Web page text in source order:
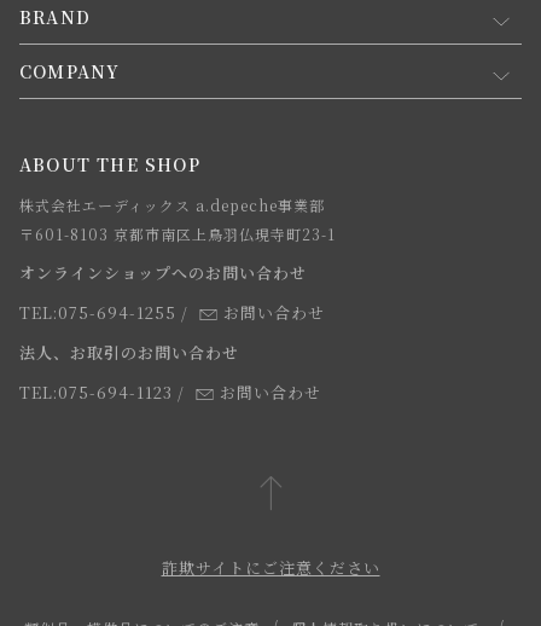
新規会員登録
会員規約について
お買い物ガイド
会員登録について
お支払方法について
お届けについて
よくあるご質問
BRAND
コンセプト
webカタログ
COMPANY
店舗一覧
求人情報
法人のお客様
スタッフ
ABOUT THE SHOP
株式会社エーディックス a.depeche事業部
〒601-8103 京都市南区上鳥羽仏現寺町23-1
オンラインショップへのお問い合わせ
TEL:075-694-1255 /
お問い合わせ
法人、お取引のお問い合わせ
TEL:075-694-1123 / お問い合わせ
詐欺サイトにご注意ください